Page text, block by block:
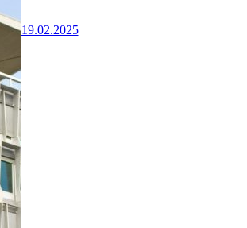
19.02.2025